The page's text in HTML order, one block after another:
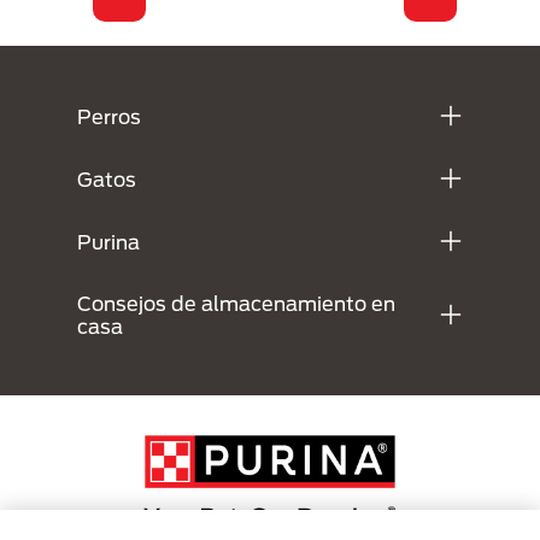
Perros
Gatos
Purina
Consejos de almacenamiento en
casa